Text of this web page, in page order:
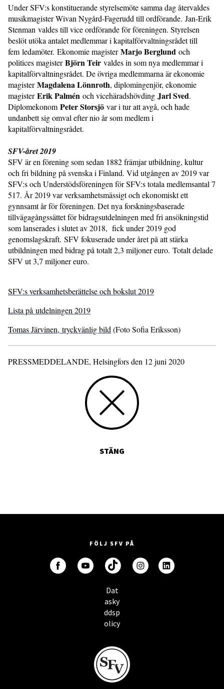
Under SFV:s konstituerande styrelsemöte samma dag återvaldes
musikmagister Wivan Nygård-Fagerudd till ordförande. Jan-Erik
Stenman valdes till vice ordförande för föreningen. Styrelsen
beslöt utöka antalet medlemmar i kapitalförvaltningsrådet till
fem ledamöter. Ekonomie magisterMarjo Berglund och
politices magisterBjörn Teir valdes in som nya medlemmar i
kapitalförvaltningsrådet. De övriga medlemmarna är ekonomie
magisterMagdalena Lönnroth, diplomingenjör, ekonomie
magisterErik Palmén och vicehäradshövding Jarl Sved.
DiplomekonomPeter Storsjö var i tur att avgå, och hade
undanbett sig omval efter nio år som medlem i
kapitalförvaltningsrådet.
SFV-året 2019
SFV är en förening som sedan 1882 främjar utbildning, kultur
och fri bildning på svenska i Finland. Vid utgången av 2019 var
SFV:s och Understödsföreningen för SFV:s totala medlemsantal 7
517. År 2019 var verksamhetsmässigt och ekonomiskt ett
gynnsamt år för föreningen. Det nya forskningsbaserade
tillvägagångssättet för bidragsutdelningen med fri ansökningstid
som lanserades i slutet av 2018, fick under 2019 god
genomslagskraft. SFV fokuserade under året på att stärka
utbildningen med bidrag på totalt 2,3 miljoner euro. Totalt delade
SFV ut 3,7 miljoner euro.
SFV:s verksamhetsberättelse och bokslut 2019
Lista på utdelningen 2019
Tomas Järvinen, tryckvänlig bild(Foto Sofia Eriksson)
PRESSMEDDELANDE, Helsingfors den 12 juni 2020
STÄNG
FÖLJ SFV PÅ
Dat
asky
ddsp
olicy